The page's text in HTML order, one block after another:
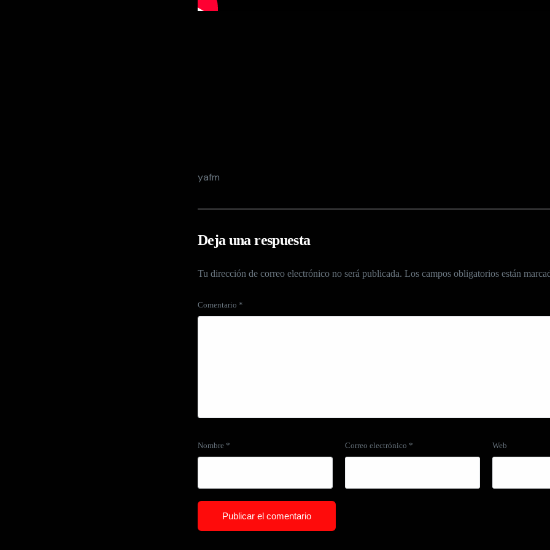
yafm
Deja una respuesta
Tu dirección de correo electrónico no será publicada. Los campos obligatorios están
Comentario *
Nombre * Correo electrónico * Web